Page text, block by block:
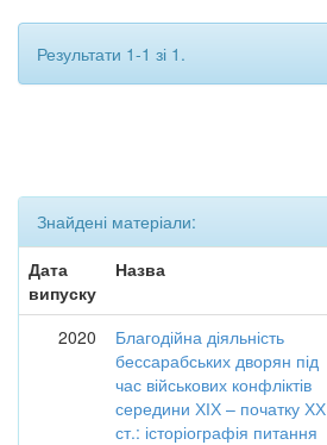
Результати 1-1 зі 1.
Знайдені матеріали:
Дата
випуску
Назва
2020
Благодійна діяльність
бессарабських дворян під
час військових конфліктів
середини ХІХ – початку ХХ
ст.: історіографія питання